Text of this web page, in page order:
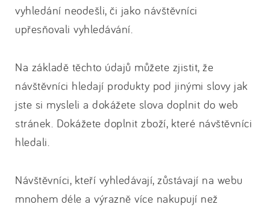
vyhledání neodešli, či jako návštěvníci
upřesňovali vyhledávání.
Na základě těchto údajů můžete zjistit, že
návštěvníci hledají produkty pod jinými slovy jak
jste si mysleli a dokážete slova doplnit do web
stránek. Dokážete doplnit zboží, které návštěvníci
hledali.
Návštěvníci, kteří vyhledávají, zůstávají na webu
mnohem déle a výrazně více nakupují než